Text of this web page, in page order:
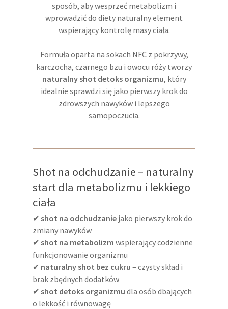
sposób, aby wesprzeć metabolizm i
wprowadzić do diety naturalny element
wspierający kontrolę masy ciała.
Formuła oparta na sokach NFC z pokrzywy,
karczocha, czarnego bzu i owocu róży tworzy
naturalny shot detoks organizmu, który
idealnie sprawdzi się jako pierwszy krok do
zdrowszych nawyków i lepszego
samopoczucia.
Shot na odchudzanie – naturalny
start dla metabolizmu i lekkiego
ciała
✔shot na odchudzanie jako pierwszy krok do
zmiany nawyków
✔shot na metabolizm wspierający codzienne
funkcjonowanie organizmu
✔ naturalny shot bez cukru – czysty skład i
brak zbędnych dodatków
✔shot detoks organizmu dla osób dbających
o lekkość i równowagę